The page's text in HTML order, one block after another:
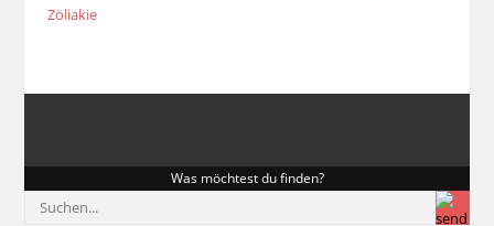
Zöliakie
Was möchtest du finden?